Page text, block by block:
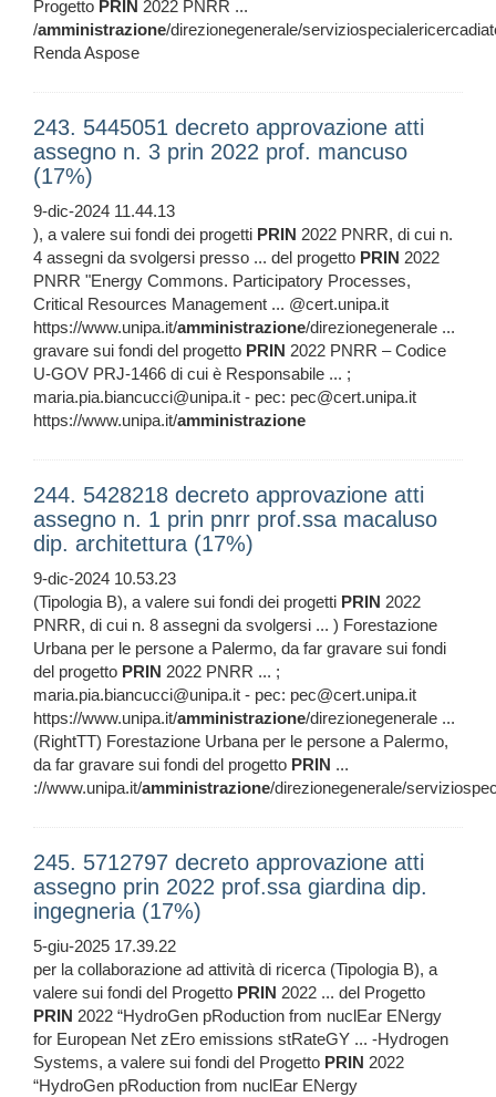
Progetto PRIN 2022 PNRR ...
/amministrazione/direzionegenerale/
Renda Aspose
243. 5445051 decreto approvazione atti
assegno n. 3 prin 2022 prof. mancuso
(17%)
9-dic-2024 11.44.13
), a valere sui fondi dei progetti PRIN 2022 PNRR, di cui n.
4 assegni da svolgersi presso ... del progetto PRIN 2022
PNRR "Energy Commons. Participatory Processes,
Critical Resources Management ... @cert.unipa.it
https://www.unipa.it/amministrazione/direzionegenerale ...
gravare sui fondi del progetto PRIN 2022 PNRR – Codice
U-GOV PRJ-1466 di cui è Responsabile ... ;
maria.pia.biancucci@unipa.it - pec: pec@cert.unipa.it
https://www.unipa.it/amministrazione
244. 5428218 decreto approvazione atti
assegno n. 1 prin pnrr prof.ssa macaluso
dip. architettura (17%)
9-dic-2024 10.53.23
(Tipologia B), a valere sui fondi dei progetti PRIN 2022
PNRR, di cui n. 8 assegni da svolgersi ... ) Forestazione
Urbana per le persone a Palermo, da far gravare sui fondi
del progetto PRIN 2022 PNRR ... ;
maria.pia.biancucci@unipa.it - pec: pec@cert.unipa.it
https://www.unipa.it/amministrazione/direzionegenerale ...
(RightTT) Forestazione Urbana per le persone a Palermo,
da far gravare sui fondi del progetto PRIN ...
://www.unipa.it/amministrazione/direzionegenerale/
245. 5712797 decreto approvazione atti
assegno prin 2022 prof.ssa giardina dip.
ingegneria (17%)
5-giu-2025 17.39.22
per la collaborazione ad attività di ricerca (Tipologia B), a
valere sui fondi del Progetto PRIN 2022 ... del Progetto
PRIN 2022 “HydroGen pRoduction from nuclEar ENergy
for European Net zEro emissions stRateGY ... -Hydrogen
Systems, a valere sui fondi del Progetto PRIN 2022
“HydroGen pRoduction from nuclEar ENergy